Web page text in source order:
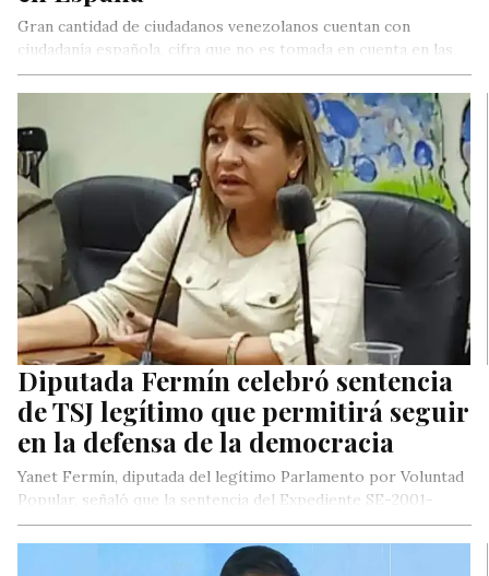
Gran cantidad de ciudadanos venezolanos cuentan con
ciudadanía española, cifra que no es tomada en cuenta en las
estadísticas nacionales.
Diputada Fermín celebró sentencia
de TSJ legítimo que permitirá seguir
en la defensa de la democracia
Yanet Fermín, diputada del legítimo Parlamento por Voluntad
Popular, señaló que la sentencia del Expediente SE-2001-
0003, en Sala Electoral del…